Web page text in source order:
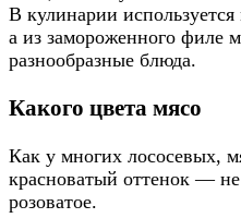
В кулинарии
а из замороженного филе
разнообразные блюда.
Какого цвета мясо
Как у многих лососевых,
красноватый оттенок —
розоватое.